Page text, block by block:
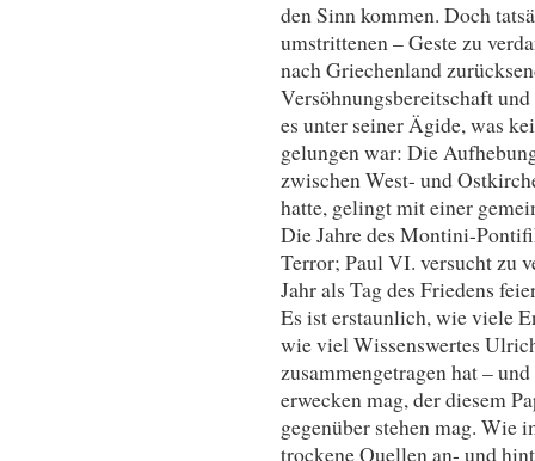
den Sinn kommen. Doch
umstrittenen – Geste zu
nach Griechenland
Versöhnungsbereitschaft
es unter seiner Ägide, was
gelungen war: Die
zwischen West- und
hatte, gelingt mit einer
Die Jahre des Montini-
Terror; Paul VI. versucht zu
Jahr als Tag des Friedens
Es ist erstaunlich, wie viele
wie viel Wissenswertes
zusammengetragen hat –
erwecken mag, der diesem
gegenüber stehen mag. Wie
trockene Quellen an- und